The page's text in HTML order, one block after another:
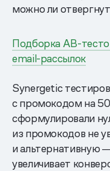
можно ли
Подборка АВ-
email-рассылок
Synergetic
с промокодом на
сформулировали
из промокодов не
и альтернативную
увеличивает